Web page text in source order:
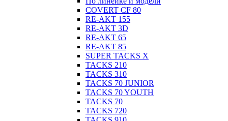
COVERT CF 80
RE-AKT 155
RE-AKT 3D
RE-AKT 65
RE-AKT 85
SUPER TACKS X
TACKS 210
TACKS 310
TACKS 70 JUNIOR
TACKS 70 YOUTH
TACKS 70
TACKS 720